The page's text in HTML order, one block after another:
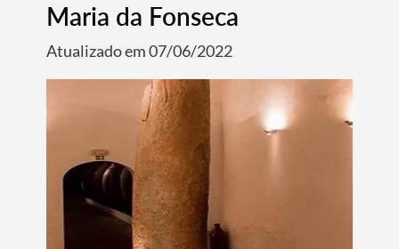
Maria da Fonseca
Atualizado em 07/06/2022